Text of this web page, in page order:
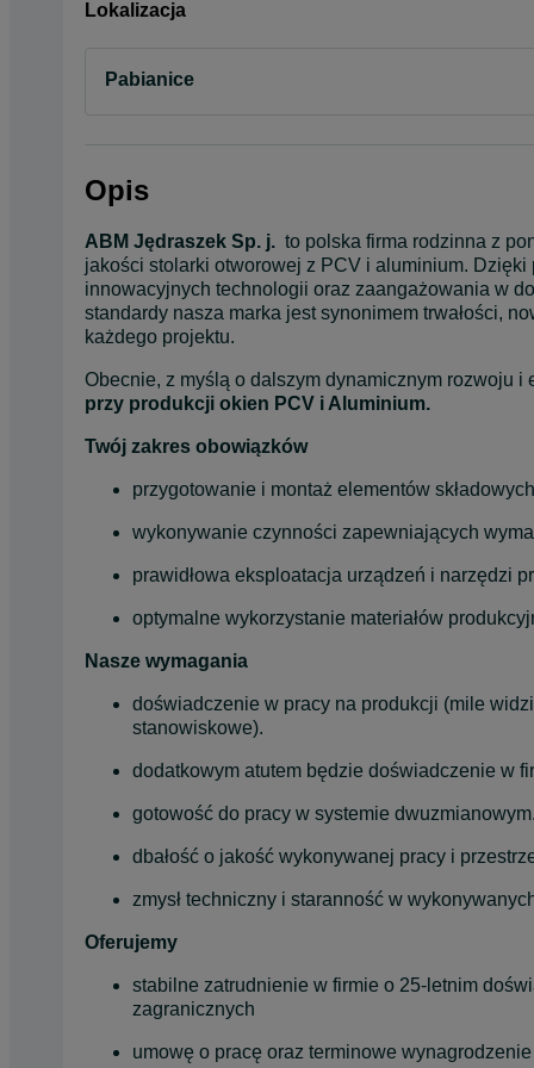
Lokalizacja
Pabianice
Opis
ABM Jędraszek Sp. j. to polska firma rodzinna z
jakości stolarki otworowej z PCV i aluminium.
innowacyjnych technologii oraz zaangażowania w
standardy nasza marka jest synonimem trwałości,
każdego projektu.
Obecnie, z myślą o dalszym dynamicznym rozwoju
przy produkcji okien PCV i Aluminium.
Twój zakres obowiązków
przygotowanie i montaż elementów
wykonywanie czynności zapewniających
prawidłowa eksploatacja urządzeń i narzędzi
optymalne wykorzystanie materiałów
Nasze wymagania
doświadczenie w pracy na produkcji (mile
stanowiskowe).
dodatkowym atutem będzie doświadczenie w
gotowość do pracy w systemie
dbałość o jakość wykonywanej pracy i
zmysł techniczny i staranność w
Oferujemy
stabilne zatrudnienie w firmie o 25-letnim
zagranicznych
umowę o pracę oraz terminowe